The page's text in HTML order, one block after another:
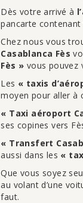
Dès votre arrivé à
pancarte
Chez nous vous
Casablanca Fès
Fès » vous pouvez
Les « taxis
moyen pour aller à
« Taxi aéroport
ses copines vers
« Transfert
aussi dans les «
Que vous soyez
au volant d’une
faut.